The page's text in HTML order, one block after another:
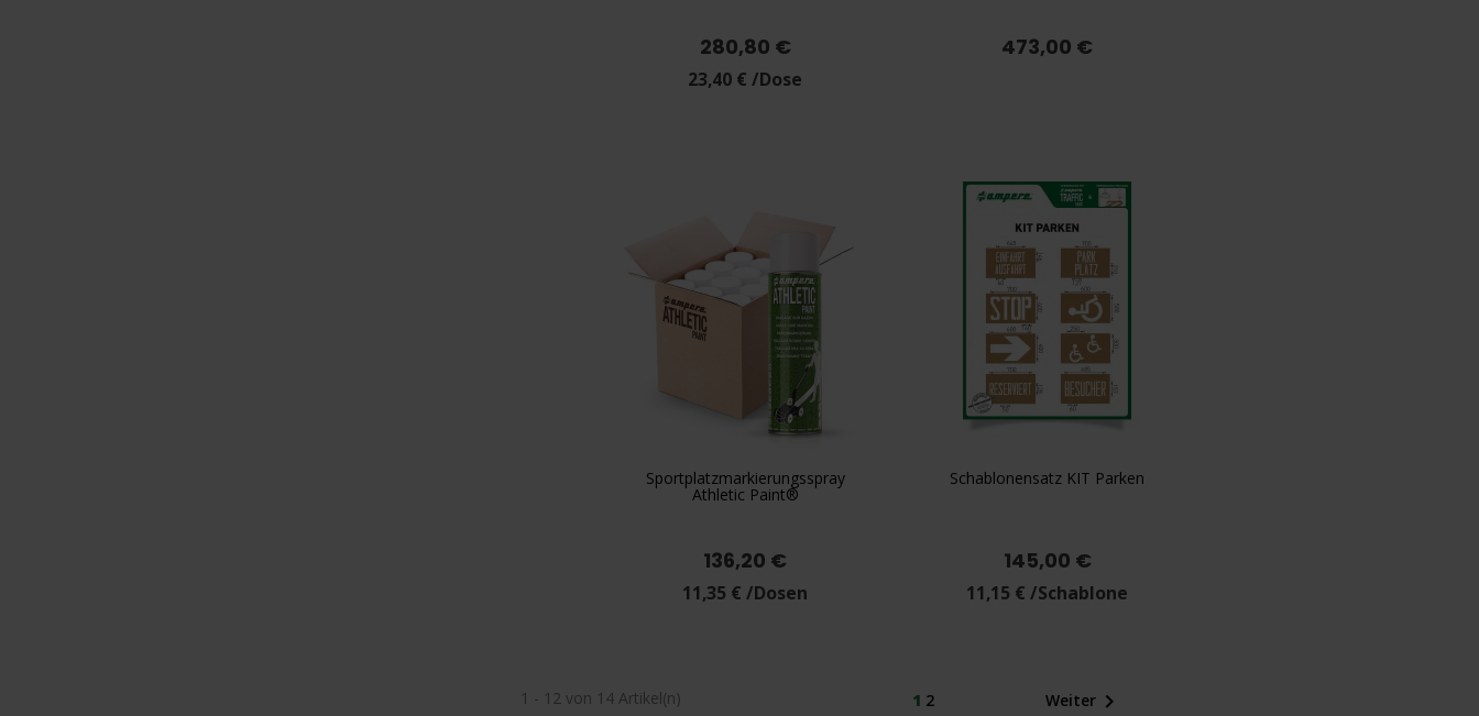
280,80 €
23,40 € /Dose
473,00 €
Sportplatzmarkierungsspray
Athletic Paint®
136,20 €
11,35 € /Dosen
Vorschau Schablonensatz KIT Parken
145,00 €
11,15 € /Schablone
Vorschau
1 - 12 von 14 Artikel(n) 1 2 Weiter